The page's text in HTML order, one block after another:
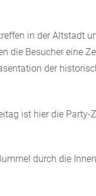
in der Altstadt
die Besucher eine
der
ist hier die Party-
durch die